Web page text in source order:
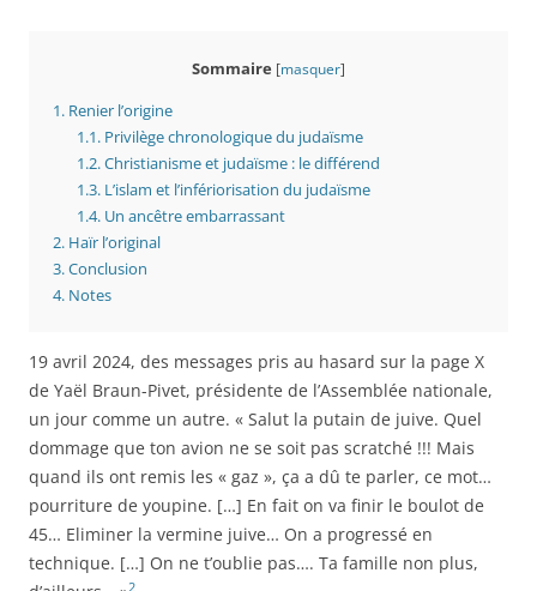
Sommaire [masquer]
1. Renier l’origine
1.1.Privilège chronologique du judaïsme
1.2.Christianisme et judaïsme : le différend
1.3.L’islam et l’infériorisation du judaïsme
1.4.Un ancêtre embarrassant
2. Haïr l’original
3.Conclusion
4. Notes
19 avril 2024, des messages pris au hasard sur la page X
de Yaël Braun-Pivet, présidente de l’Assemblée nationale,
un jour comme un autre. « Salut la putain de juive. Quel
dommage que ton avion ne se soit pas scratché !!! Mais
quand ils ont remis les « gaz », ça a dû te parler, ce mot…
pourriture de youpine. […] En fait on va finir le boulot de
45… Eliminer la vermine juive… On a progressé en
technique. […] On ne t’oublie pas…. Ta famille non plus,
2